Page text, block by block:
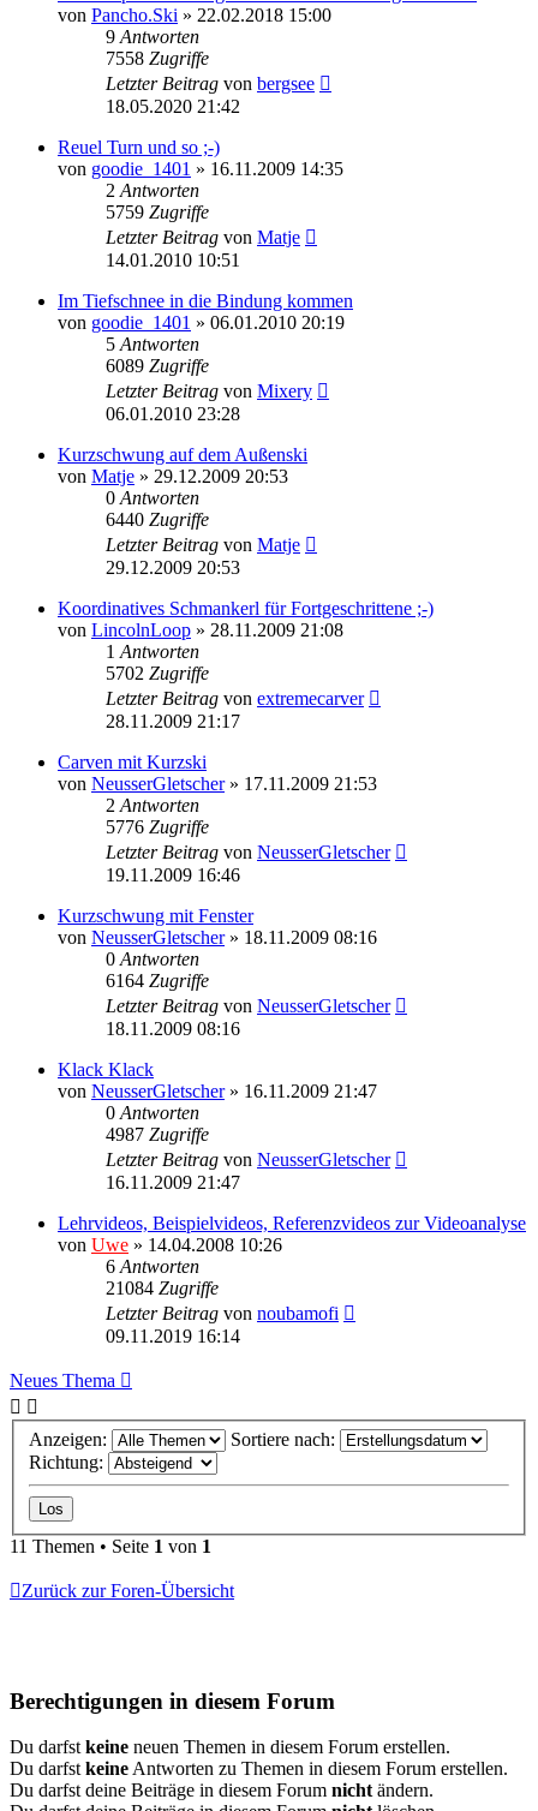
von Pancho.Ski » 22.02.2018 15:00
9 Antworten
7558 Zugriffe
Letzter Beitrag von bergsee
18.05.2020 21:42
Reuel Turn und so ;-)
von goodie_1401 » 16.11.2009 14:35
2 Antworten
5759 Zugriffe
Letzter Beitrag von Matje
14.01.2010 10:51
Im Tiefschnee in die Bindung kommen
von goodie_1401 » 06.01.2010 20:19
5 Antworten
6089 Zugriffe
Letzter Beitrag von Mixery
06.01.2010 23:28
Kurzschwung auf dem Außenski
von Matje » 29.12.2009 20:53
0 Antworten
6440 Zugriffe
Letzter Beitrag von Matje
29.12.2009 20:53
Koordinatives Schmankerl für Fortgeschrittene ;-)
von LincolnLoop » 28.11.2009 21:08
1 Antworten
5702 Zugriffe
Letzter Beitrag von extremecarver
28.11.2009 21:17
Carven mit Kurzski
von NeusserGletscher» 17.11.2009 21:53
2 Antworten
5776 Zugriffe
Letzter Beitrag von NeusserGletscher
19.11.2009 16:46
Kurzschwung mit Fenster
von NeusserGletscher» 18.11.2009 08:16
0 Antworten
6164 Zugriffe
Letzter Beitrag von NeusserGletscher
18.11.2009 08:16
Klack Klack
von NeusserGletscher» 16.11.2009 21:47
0 Antworten
4987 Zugriffe
Letzter Beitrag von NeusserGletscher
16.11.2009 21:47
Lehrvideos, Beispielvideos, Referenzvideos zur Videoanalyse
von Uwe » 14.04.2008 10:26
6 Antworten
21084 Zugriffe
Letzter Beitrag von noubamofi
09.11.2019 16:14
Neues Thema
Anzeigen:
Sortiere nach:
Richtung:
11 Themen • Seite 1 von 1
Zurück zur Foren-Übersicht
Berechtigungen in diesem Forum
Du darfst keine neuen Themen in diesem Forum erstellen.
Du darfst keine Antworten zu Themen in diesem Forum erstellen.
Du darfst deine Beiträge in diesem Forum nicht ändern.